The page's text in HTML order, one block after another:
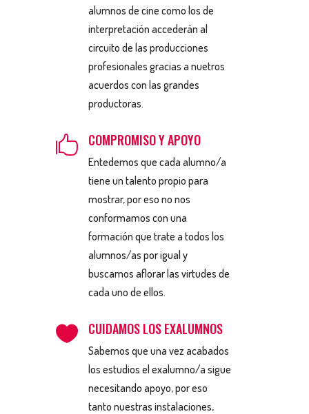
alumnos de cine como los de
interpretación accederán al
circuito de las producciones
profesionales gracias a nuetros
acuerdos con las grandes
productoras.
 COMPROMISO Y APOYO
Entedemos que cada alumno/a
tiene un talento propio para
mostrar, por eso no nos
conformamos con una
formación que trate a todos los
alumnos/as por igual y
buscamos aflorar las virtudes de
cada uno de ellos.
 CUIDAMOS LOS EXALUMNOS
Sabemos que una vez acabados
los estudios el exalumno/a sigue
necesitando apoyo, por eso
tanto nuestras instalaciones,